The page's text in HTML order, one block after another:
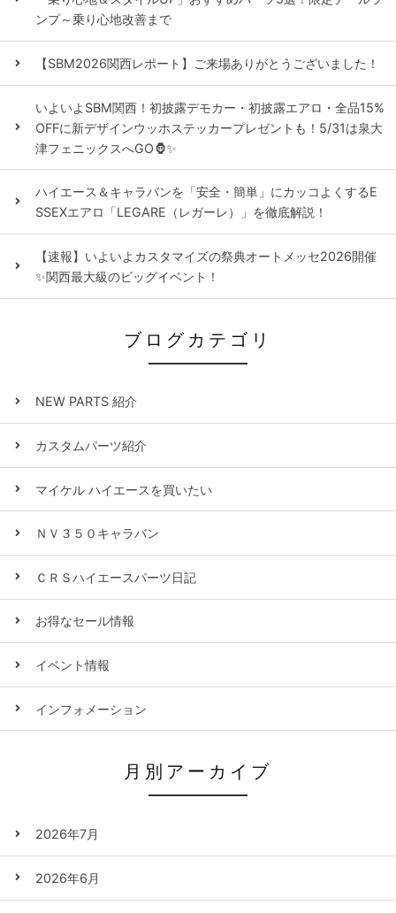
ンプ～乗り心地改善まで
【SBM2026関西レポート】ご来場ありがとうございました！
いよいよSBM関西！初披露デモカー・初披露エアロ・全品15%
OFFに新デザインウッホステッカープレゼントも！5/31は泉大
津フェニックスへGO🦍✨
ハイエース＆キャラバンを「安全・簡単」にカッコよくするE
SSEXエアロ「LEGARE（レガーレ）」を徹底解説！
【速報】いよいよカスタマイズの祭典オートメッセ2026開催
✨関西最大級のビッグイベント！
ブログカテゴリ
NEW PARTS 紹介
カスタムパーツ紹介
マイケル ハイエースを買いたい
ＮＶ３５０キャラバン
ＣＲＳハイエースパーツ日記
お得なセール情報
イベント情報
インフォメーション
月別アーカイブ
2026年7月
2026年6月